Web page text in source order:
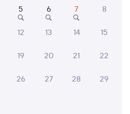
5 6 7 8
12 13 14 15
19 20 21 22
26 27 28 29